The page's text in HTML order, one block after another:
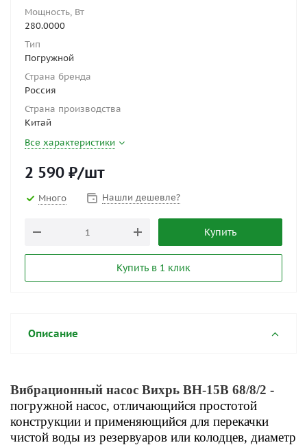
Мощность, Вт
280.0000
Тип
Погружной
Страна бренда
Россия
Страна производства
Китай
Все характеристики
2 590 ₽/шт
Много Нашли дешевле?
Купить
Купить в 1 клик
Описание
Вибрационный насос Вихрь ВН-15В 68/8/2 -
погружной насос, отличающийся простотой
конструкции и применяющийся для перекачки
чистой воды из резервуаров или колодцев, диаметр